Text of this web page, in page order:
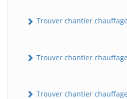
Trouver chantier
Trouver chantier
Trouver chantier